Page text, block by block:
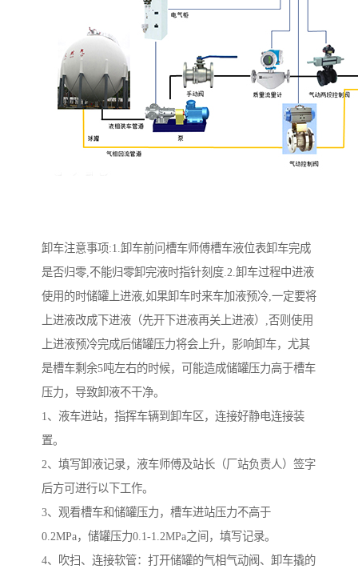
卸车注意事项:1.卸车前问槽车师傅槽车液位表卸车完成
是否归零,不能归零卸完液时指针刻度.2.卸车过程中进液
使用的时储罐上进液,如果卸车时来车加液预冷,一定要将
上进液改成下进液（先开下进液再关上进液）,否则使用
上进液预冷完成后储罐压力将会上升，影响卸车，尤其
是槽车剩余5吨左右的时候，可能造成储罐压力高于槽车
压力，导致卸液不干净。
1、液车进站，指挥车辆到卸车区，连接好静电连接装
置。
2、填写卸液记录，液车师傅及站长（厂站负责人）签字
后方可进行以下工作。
3、观看槽车和储罐压力，槽车进站压力不高于
0.2MPa，储罐压力0.1-1.2MPa之间，填写记录。
4、吹扫、连接软管：打开储罐的气相气动阀、卸车撬的